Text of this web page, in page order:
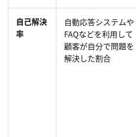
自己解決
率
自動応答システムや
FAQなどを利用して
顧客が自分で問題を
解決した割合